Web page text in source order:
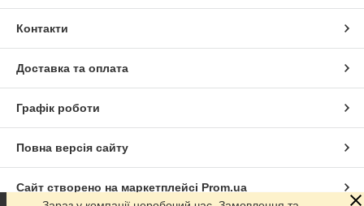
Контакти
Доставка та оплата
Графік роботи
Повна версія сайту
Сайт створено на маркетплейсі Prom.ua